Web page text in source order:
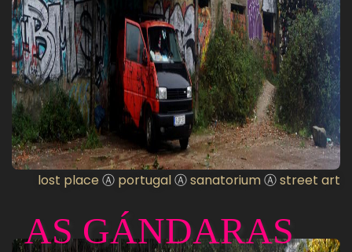
lost place Ⓐ portugalⒶsanatoriumⒶstreet art
AS GÁNDARAS